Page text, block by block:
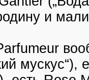
и
мускус“),